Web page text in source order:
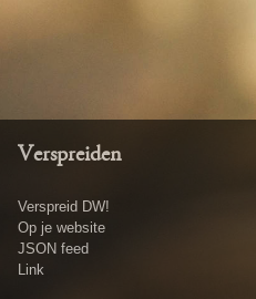
Verspreiden
Verspreid DW!
Op je website
JSON feed
Link